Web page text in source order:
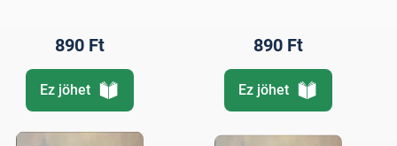
890 Ft
Ez jöhet
890 Ft
Ez jöhet